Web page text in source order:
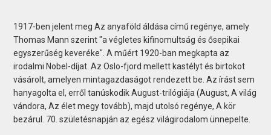
1917-ben jelent meg Az anyaföld áldása című regénye, amely
Thomas Mann szerint "a végletes kifinomultság és ősepikai
egyszerűség keveréke". A műért 1920-ban megkapta az
irodalmi Nobel-díjat. Az Oslo-fjord mellett kastélyt és birtokot
vásárolt, amelyen mintagazdaságot rendezett be. Az írást sem
hanyagolta el, erről tanúskodik August-trilógiája (August, A világ
vándora, Az élet megy tovább), majd utolsó regénye, A kör
bezárul. 70. születésnapján az egész világirodalom ünnepelte.